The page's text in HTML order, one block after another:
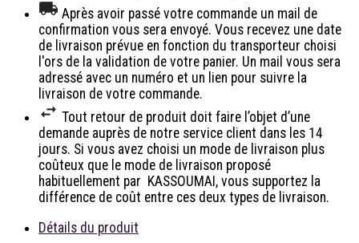
Après avoir passé votre commande un mail de
confirmation vous sera envoyé. Vous recevez une date
de livraison prévue en fonction du transporteur choisi
l'ors de la validation de votre panier. Un mail vous sera
adressé avec un numéro et un lien pour suivre la
livraison de votre commande.
Tout retour de produit doit faire l’objet d’une
demande auprès de notre service client dans les 14
jours. Si vous avez choisi un mode de livraison plus
coûteux que le mode de livraison proposé
habituellement par KASSOUMAI, vous supportez la
différence de coût entre ces deux types de livraison.
Détails du produit